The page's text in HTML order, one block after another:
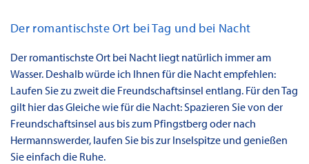
Der romantischste Ort bei Tag und bei Nacht
Der romantischste Ort bei Nacht liegt natürlich immer am
Wasser. Deshalb würde ich Ihnen für die Nacht empfehlen:
Laufen Sie zu zweit die Freundschaftsinsel entlang. Für den Tag
gilt hier das Gleiche wie für die Nacht: Spazieren Sie von der
Freundschaftsinsel aus bis zum Pfingstberg oder nach
Hermannswerder, laufen Sie bis zur Inselspitze und genießen
Sie einfach die Ruhe.